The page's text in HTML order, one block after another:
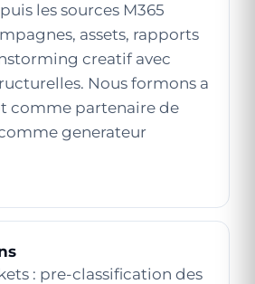
les sources M365
assets, rapports
creatif avec
Nous formons a
comme partenaire de
generateur
: pre-classification des